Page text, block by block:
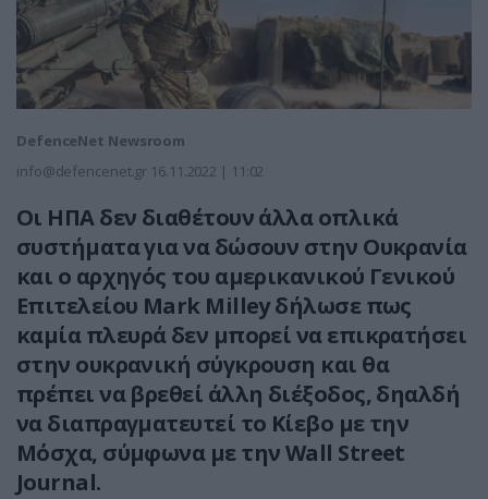
DefenceNet Newsroom
info@defencenet.gr 16.11.2022 | 11:02
Οι ΗΠΑ δεν διαθέτουν άλλα οπλικά
συστήματα για να δώσουν στην Ουκρανία
και ο αρχηγός του αμερικανικού Γενικού
Επιτελείου Mark Milley δήλωσε πως
καμία πλευρά δεν μπορεί να επικρατήσει
στην ουκρανική σύγκρουση και θα
πρέπει να βρεθεί άλλη διέξοδος, δηαλδή
να διαπραγματευτεί το Κίεβο με την
Μόσχα, σύμφωνα με την Wall Street
Journal.